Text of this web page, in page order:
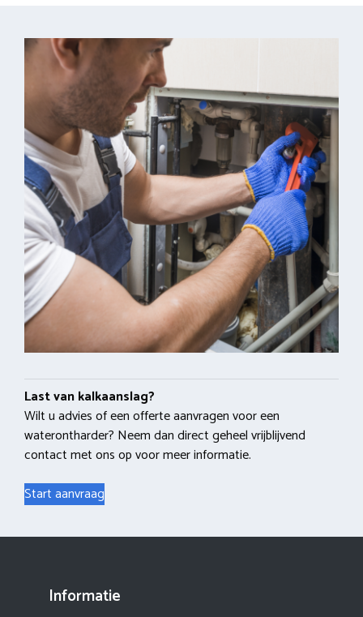
Last van kalkaanslag?
Wilt u advies of een offerte aanvragen voor een
waterontharder? Neem dan direct geheel vrijblijvend
contact met ons op voor meer informatie.
Start aanvraag
Informatie